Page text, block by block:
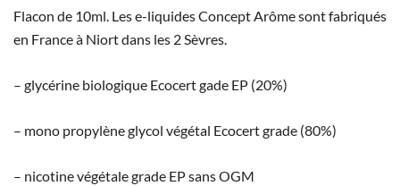
Flacon de 10ml. Les e-liquides Concept Arôme sont fabriqués
en France à Niort dans les 2 Sèvres.
– glycérine biologique Ecocert gade EP (20%)
– mono propylène glycol végétal Ecocert grade (80%)
– nicotine végétale grade EP sans OGM